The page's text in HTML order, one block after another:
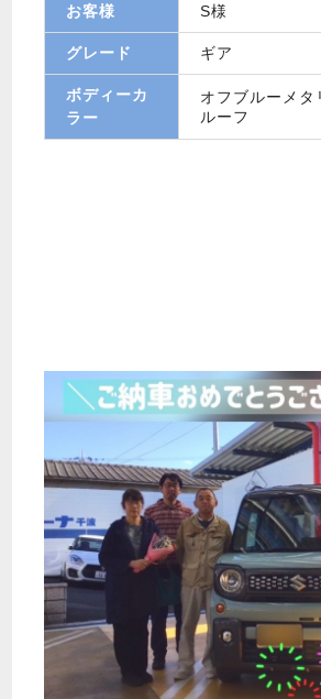
お客様 S様
グレード ギア
ボディーカ
ラー
オフブルーメタ
ルーフ